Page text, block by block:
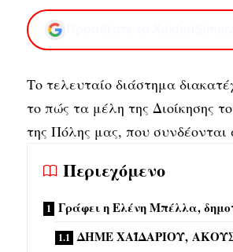
Τo τελευταίο διάστημα
το πώς τα μέλη της Διοίκησης
της Πόλης μας, που
Περιεχόμενο
Γράφει η Ελένη Μπέλλα,
ΔΗΜΕ ΧΑΪΔΑΡΙΟΥ,